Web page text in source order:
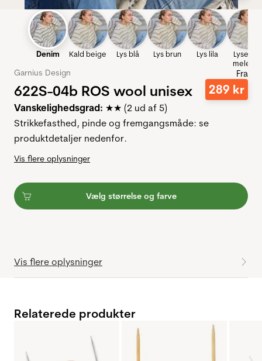
Denim Kald beige Lys blå Lys brun Lys lila
Lysegrå
meleret
Garnius Design
622S-04b ROS wool unisex
Fra
289 kr
Vanskelighedsgrad: ★★ (2 ud af 5)
Strikkefasthed, pinde og fremgangsmåde: se
produktdetaljer nedenfor.
Vis flere oplysninger
Vælg størrelse og farve
Vis flere oplysninger
Relaterede produkter